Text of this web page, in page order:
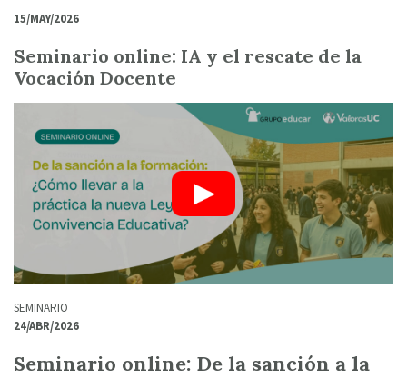
15/MAY/2026
Seminario online: IA y el rescate de la
Vocación Docente
SEMINARIO
24/ABR/2026
Seminario online: De la sanción a la